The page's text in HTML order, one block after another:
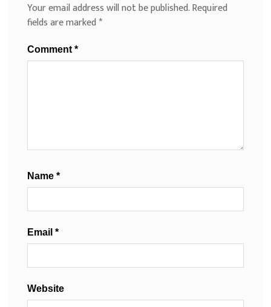
Your email address will not be published.Required
fields are marked*
Comment*
Name *
Email *
Website